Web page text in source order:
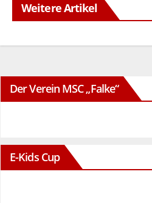
Weitere Artikel
Der Verein MSC „Falke“
E-Kids Cup